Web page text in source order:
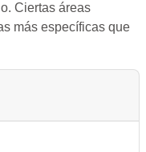
Ciertas áreas
más específicas que